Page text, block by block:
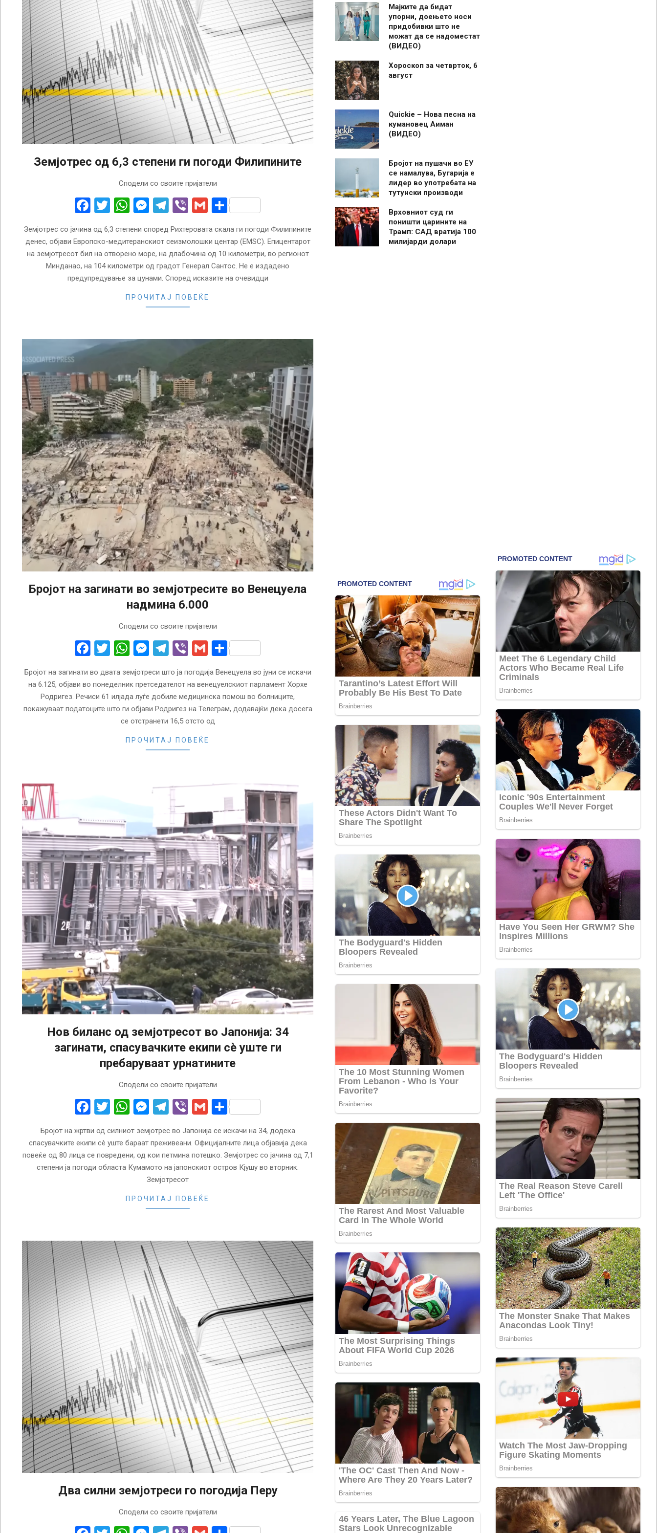
Земјотрес од 6,3 степени ги погоди Филипините
Сподели со своите пријатели
Facebook
Twitter
WhatsApp
Messenger
Telegram
ViberGmailShare
Земјотрес со јачина од 6,3 степени според Рихтеровата скала ги погоди Филипините
денес, објави Европско-медитеранскиот сеизмолошки центар (EMSC). Епицентарот
на земјотресот бил на отворено море, на длабочина од 10 километри, во регионот
Минданао, на 104 километри од градот Генерал Сантос. Не е издадено
предупредување за цунами. Според исказите на очевидци
ПРОЧИТАЈ ПОВЕЌЕ
Бројот на загинати во земјотресите во Венецуела
надмина 6.000
Сподели со своите пријатели
Facebook
Twitter
WhatsApp
Messenger
Telegram
ViberGmailShare
Бројот на загинати во двата земјотреси што ја погодија Венецуела во јуни се искачи
на 6.125, објави во понеделник претседателот на венецуелскиот парламент Хорхе
Родригез. Речиси 61 илјада луѓе добиле медицинска помош во болниците,
покажуваат податоците што ги објави Родригез на Телеграм, додавајќи дека досега
се отстранети 16,5 отсто од
ПРОЧИТАЈ ПОВЕЌЕ
Нов биланс од земјотресот во Јапонија: 34
загинати, спасувачките екипи сè уште ги
пребаруваат урнатините
Сподели со своите пријатели
Facebook
Twitter
WhatsApp
Messenger
Telegram
ViberGmailShare
Бројот на жртви од силниот земјотрес во Јапонија се искачи на 34, додека
спасувачките екипи сè уште бараат преживеани. Официјалните лица објавија дека
повеќе од 80 лица се повредени, од кои петмина потешко. Земјотрес со јачина од 7,1
степени ја погоди областа Кумамото на јапонскиот остров Кјушу во вторник.
Земјотресот
ПРОЧИТАЈ ПОВЕЌЕ
Два силни земјотреси го погодија Перу
Сподели со своите пријатели
Мајките да бидат
упорни, доењето носи
придобивки што не
можат да се надоместат
(ВИДЕО)
Хороскоп за четврток, 6
август
Quickie – Нова песна на
кумановец Аиман
(ВИДЕО)
Бројот на пушачи во ЕУ
се намалува, Бугарија е
лидер во употребата на
тутунски производи
Врховниот суд ги
поништи царините на
Трамп: САД вратија 100
милијарди долари